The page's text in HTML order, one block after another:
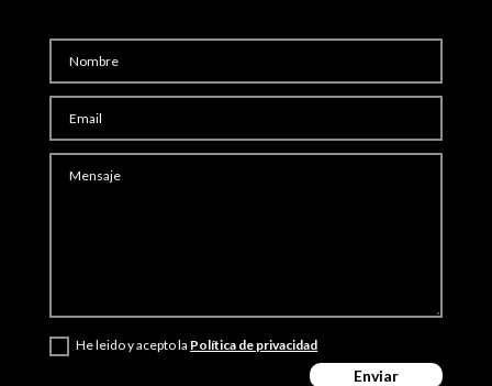
He leido y acepto la Política de privacidad
Enviar